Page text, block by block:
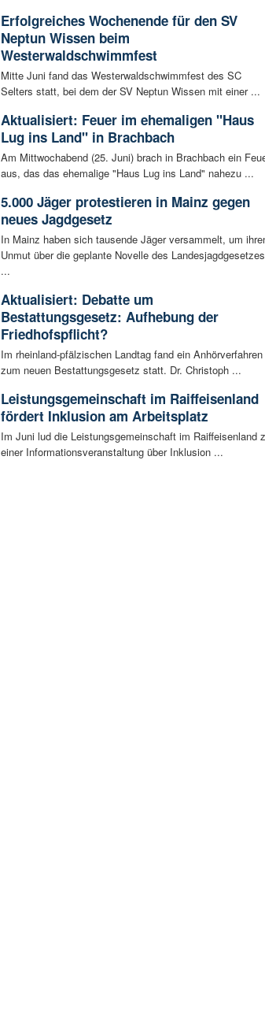
Erfolgreiches Wochenende für den SV
Neptun Wissen beim
Westerwaldschwimmfest
Mitte Juni fand das Westerwaldschwimmfest des SC
Selters statt, bei dem der SV Neptun Wissen mit einer ...
Aktualisiert: Feuer im ehemaligen "Haus
Lug ins Land" in Brachbach
Am Mittwochabend (25. Juni) brach in Brachbach ein
aus, das das ehemalige "Haus Lug ins Land" nahezu ...
5.000 Jäger protestieren in Mainz gegen
neues Jagdgesetz
In Mainz haben sich tausende Jäger versammelt, um
Unmut über die geplante Novelle des Landesjagdgesetzes
...
Aktualisiert: Debatte um
Bestattungsgesetz: Aufhebung der
Friedhofspflicht?
Im rheinland-pfälzischen Landtag fand ein Anhörverfahren
zum neuen Bestattungsgesetz statt. Dr. Christoph ...
Leistungsgemeinschaft im Raiffeisenland
fördert Inklusion am Arbeitsplatz
Im Juni lud die Leistungsgemeinschaft im Raiffeisenland
einer Informationsveranstaltung über Inklusion ...